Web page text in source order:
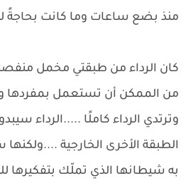
منذ بضع ساعات وما كانت بحاجةً
كان الرداء من طبقتي مخمل
من الممكن أن تستعمل بمفردها
وترتدي الرداء كاملًا .....الرداء
الطبقة الأخرى الخارجية
به شيطانها الذي تملّك بتفكيرها